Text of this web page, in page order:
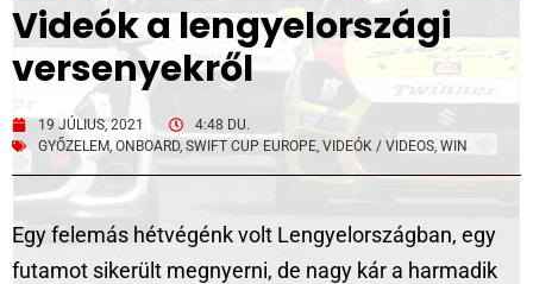
Videók a lengyelországi
versenyekről
19 JÚLIUS, 2021
4:48 DU.
GYŐZELEM, ONBOARD, SWIFT CUP EUROPE, VIDEÓK / VIDEOS, WIN
Egy felemás hétvégénk volt Lengyelországban, egy
futamot sikerült megnyerni, de nagy kár a harmadik